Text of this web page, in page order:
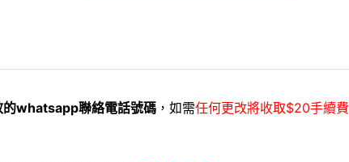
的whatsapp聯絡電話號碼 ，如需任何更改將收取$20手續費